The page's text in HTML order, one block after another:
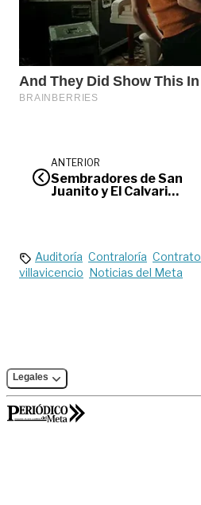
ANTERIOR
Sembradores de San
Juanito y El Calvario
Auditoría Contraloría Contrato
villavicencio Noticias del Meta
Legales